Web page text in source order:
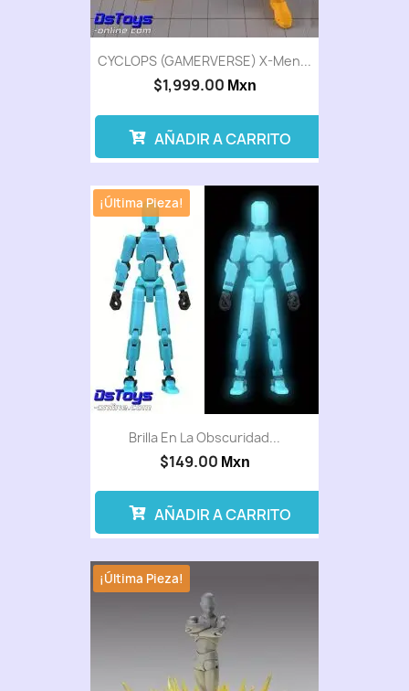
CYCLOPS (GAMERVERSE) X-Men...
$1,999.00 Mxn
AÑADIR A CARRITO
Brilla En La Obscuridad...
$149.00 Mxn
¡Última Pieza!
AÑADIR A CARRITO
¡Última Pieza!